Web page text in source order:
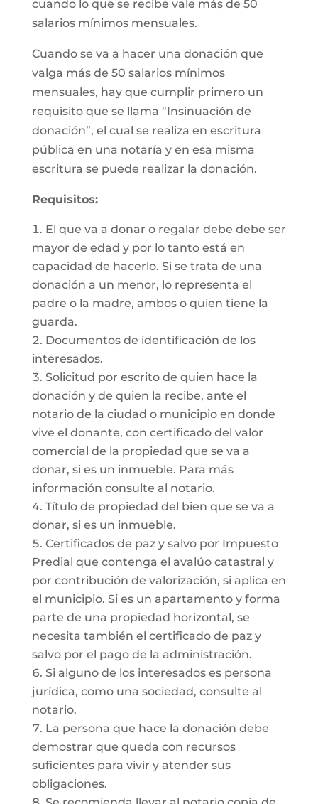
cuando lo que se recibe vale más de 50
salarios mínimos mensuales.
Cuando se va a hacer una donación que
valga más de 50 salarios mínimos
mensuales, hay que cumplir primero un
requisito que se llama “Insinuación de
donación”, el cual se realiza en escritura
pública en una notaría y en esa misma
escritura se puede realizar la donación.
Requisitos:
El que va a donar o regalar debe debe ser
mayor de edad y por lo tanto está en
capacidad de hacerlo. Si se trata de una
donación a un menor, lo representa el
padre o la madre, ambos o quien tiene la
guarda.
Documentos de identificación de los
interesados.
Solicitud por escrito de quien hace la
donación y de quien la recibe, ante el
notario de la ciudad o municipio en donde
vive el donante, con certificado del valor
comercial de la propiedad que se va a
donar, si es un inmueble. Para más
información consulte al notario.
Título de propiedad del bien que se va a
donar, si es un inmueble.
Certificados de paz y salvo por Impuesto
Predial que contenga el avalúo catastral y
por contribución de valorización, si aplica en
el municipio. Si es un apartamento y forma
parte de una propiedad horizontal, se
necesita también el certificado de paz y
salvo por el pago de la administración.
Si alguno de los interesados es persona
jurídica, como una sociedad, consulte al
notario.
La persona que hace la donación debe
demostrar que queda con recursos
suficientes para vivir y atender sus
obligaciones.